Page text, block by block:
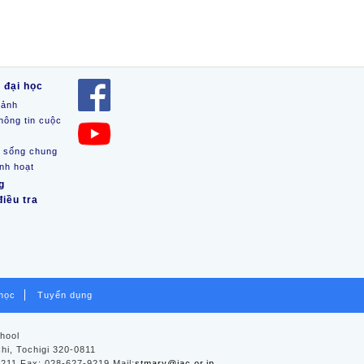
đại học
tin cuộc
sống chung
hoạt
tra
Tuyển dụng
Tochigi 320-0811